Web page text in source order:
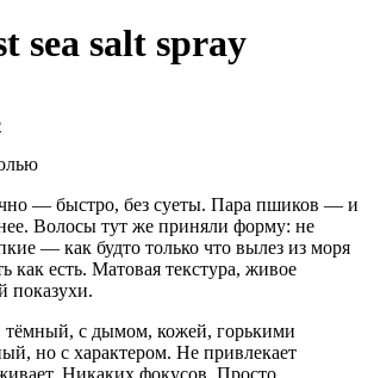
sea salt spray
— быстро, без суеты. Пара пшиков — и
Волосы тут же приняли форму: не
— как будто только что вылез из моря
как есть. Матовая текстура, живое
показухи.
с дымом, кожей, горькими
но с характером. Не привлекает
Никаких фокусов. Просто